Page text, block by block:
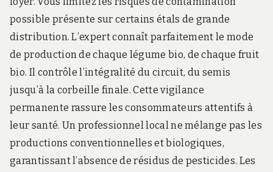
possible présente sur certains étals de grande
distribution. L’expert connaît parfaitement le mode
de production de chaque légume bio, de chaque fruit
bio. Il contrôle l’intégralité du circuit, du semis
jusqu’à la corbeille finale. Cette vigilance
permanente rassure les consommateurs attentifs à
leur santé. Un professionnel local ne mélange pas les
productions conventionnelles et biologiques,
garantissant l’absence de résidus de pesticides. Les